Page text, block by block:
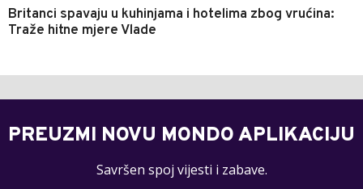
Britanci spavaju u kuhinjama i hotelima zbog vrućina:
Traže hitne mjere Vlade
PREUZMI NOVU MONDO APLIKACIJU
Savršen spoj vijesti i zabave.